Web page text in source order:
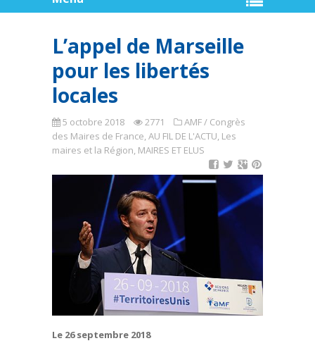
L’appel de Marseille
pour les libertés
locales
5 octobre 2018 2771
AMF / Congrès
des Maires de France,AU FIL DE L'ACTU, Les
maires et la Région, MAIRES ET ELUS
Le 26 septembre 2018